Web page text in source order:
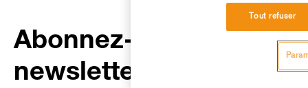
Abonnez-vous à la
newsletter
Tout refuser